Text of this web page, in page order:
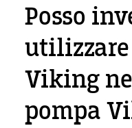
Posso
Viking
pompa